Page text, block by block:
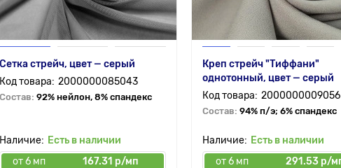
Сетка стрейч, цвет — серый
2000000085043
Состав: 92% нейлон, 8% спандекс
Есть в наличии
от 6 мп
167.31 р/мп
Креп стрейч "Тиффани"
однотонный, цвет — серый
2000000009056
Состав: 94% п/э; 6% спандекс
Есть в наличии
от 6 мп
291.53 р/